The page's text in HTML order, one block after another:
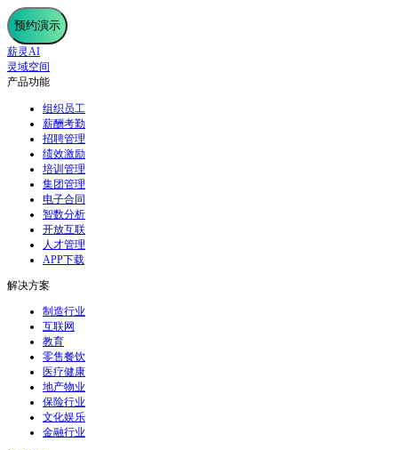
预约演示
薪灵AI
灵域空间
产品功能
组织员工
薪酬考勤
招聘管理
绩效激励
培训管理
集团管理
电子合同
智数分析
开放互联
人才管理
APP下载
解决方案
制造行业
互联网
教育
零售餐饮
医疗健康
地产物业
保险行业
文化娱乐
金融行业